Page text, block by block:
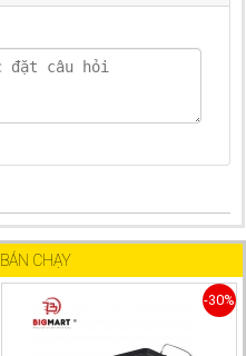
BÁN CHẠY
-30%